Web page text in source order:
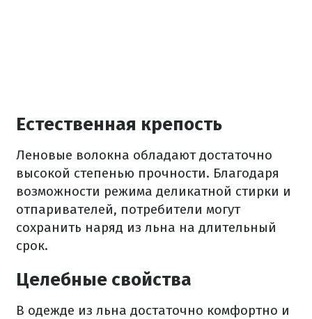
Естественная крепость
Леновые волокна обладают достаточно
высокой степенью прочности. Благодаря
возможности режима деликатной стирки и
отпаривателей, потребители могут
сохранить наряд из льна на длительный
срок.
Целебные свойства
В одежде из льна достаточно комфортно и